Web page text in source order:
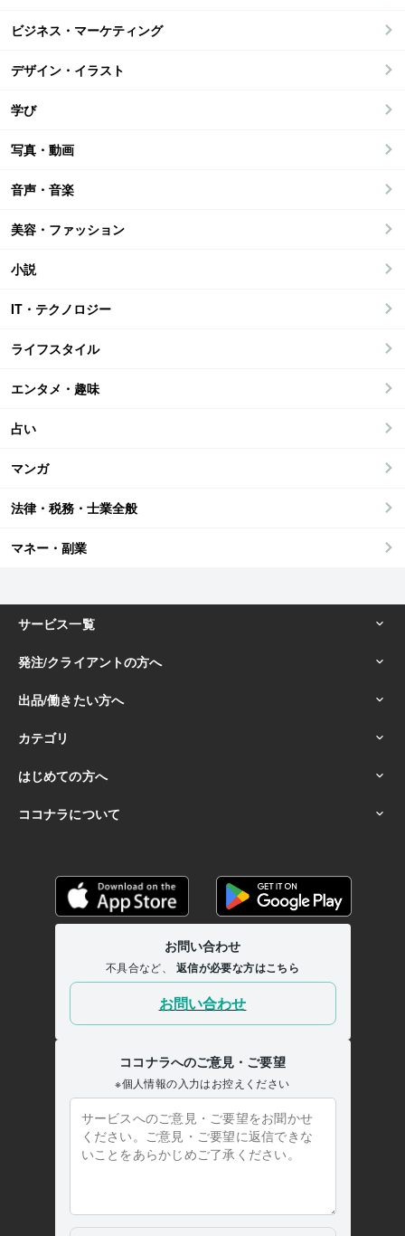
ビジネス・マーケティング
デザイン・イラスト
学び
写真・動画
音声・音楽
美容・ファッション
小説
IT・テクノロジー
ライフスタイル
エンタメ・趣味
占い
マンガ
法律・税務・士業全般
マネー・副業